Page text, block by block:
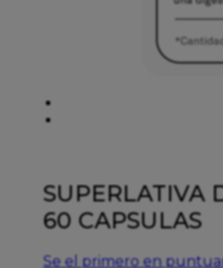
SUPERLATIVA
60 CAPSULAS
Se el primero en